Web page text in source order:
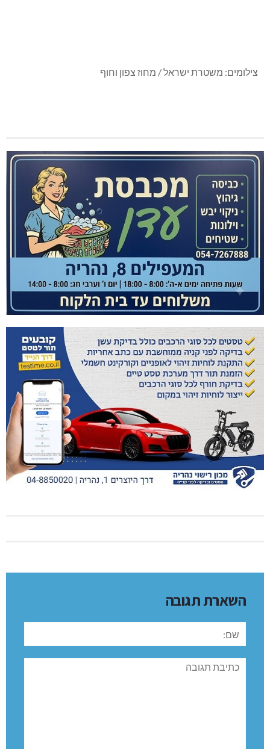
צילומים: משטרת ישראל / מחוז צפון וחוף
השארת תגובה
תגובה